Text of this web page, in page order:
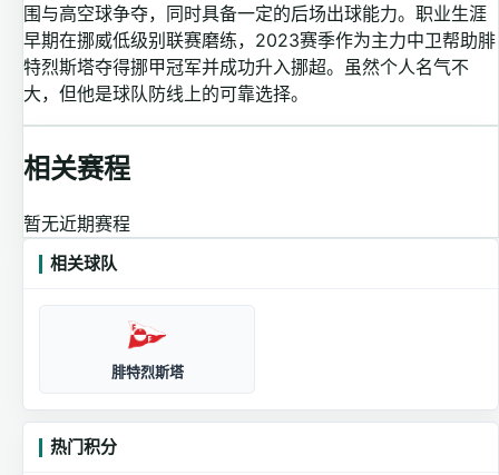
围与高空球争夺，同时具备一定的后场出球能力。职业生涯
早期在挪威低级别联赛磨练，2023赛季作为主力中卫帮助腓
特烈斯塔夺得挪甲冠军并成功升入挪超。虽然个人名气不
大，但他是球队防线上的可靠选择。
相关赛程
暂无近期赛程
相关球队
腓特烈斯塔
热门积分